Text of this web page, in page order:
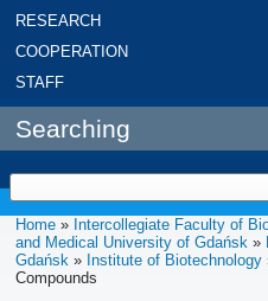
RESEARCH
COOPERATION
STAFF
Searching
Home » Intercollegiate Faculty of
and Medical University of Gdańsk »
Gdańsk » Institute of Biotechnology
Compounds